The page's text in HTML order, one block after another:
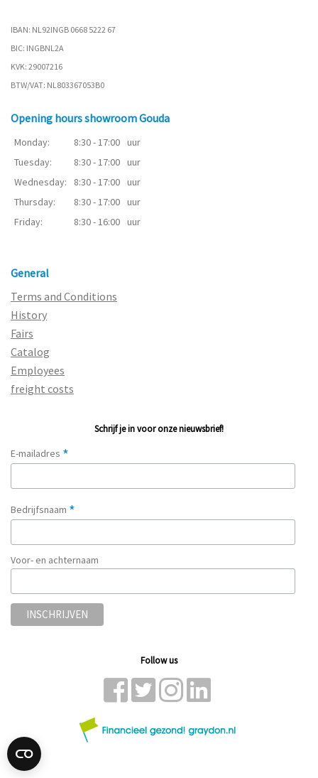
IBAN: NL92INGB 0668 5222 67
BIC: INGBNL2A
KVK: 29007216
BTW/VAT: NL803367053B0
Opening hours showroom Gouda
Monday: 8:30 - 17:00 uur
Tuesday:
8:30 - 17:00 uur
Wednesday:
8:30 - 17:00 uur
Thursday:
8:30 - 17:00 uur
Friday:
8:30 - 16:00 uur
General
Terms and Conditions
History
Fairs
Catalog
Employees
freight costs
Schrijf je in voor onze nieuwsbrief!
E-mailadres *
Bedrijfsnaam *
Voor- en achternaam
Follow us